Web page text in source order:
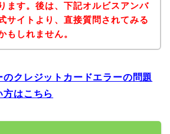
ます。後は、下記オルビスアンバ
サイトより、直接質問されてみる
もしれません。
のクレジットカードエラーの問題
方はこちら